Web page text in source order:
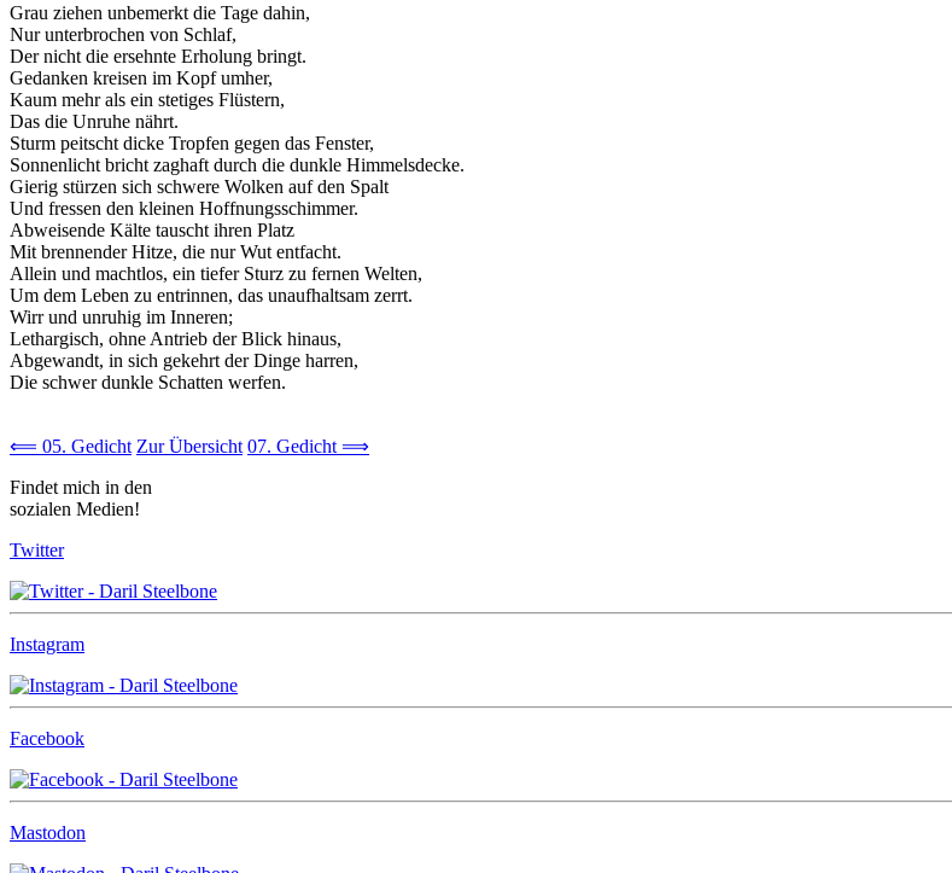
Grau ziehen unbemerkt die Tage dahin,
Nur unterbrochen von Schlaf,
Der nicht die ersehnte Erholung bringt.
Gedanken kreisen im Kopf umher,
Kaum mehr als ein stetiges Flüstern,
Das die Unruhe nährt.
Sturm peitscht dicke Tropfen gegen das Fenster,
Sonnenlicht bricht zaghaft durch die dunkle Himmelsdecke.
Gierig stürzen sich schwere Wolken auf den Spalt
Und fressen den kleinen Hoffnungsschimmer.
Abweisende Kälte tauscht ihren Platz
Mit brennender Hitze, die nur Wut entfacht.
Allein und machtlos, ein tiefer Sturz zu fernen Welten,
Um dem Leben zu entrinnen, das unaufhaltsam zerrt.
Wirr und unruhig im Inneren;
Lethargisch, ohne Antrieb der Blick hinaus,
Abgewandt, in sich gekehrt der Dinge harren,
Die schwer dunkle Schatten werfen.
⟸ 05. Gedicht Zur Übersicht 07. Gedicht ⟹
Findet mich in den
sozialen Medien!
Twitter
Instagram
Facebook
Mastodon